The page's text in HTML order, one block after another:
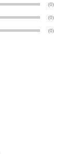
(0)
(0)
(0)